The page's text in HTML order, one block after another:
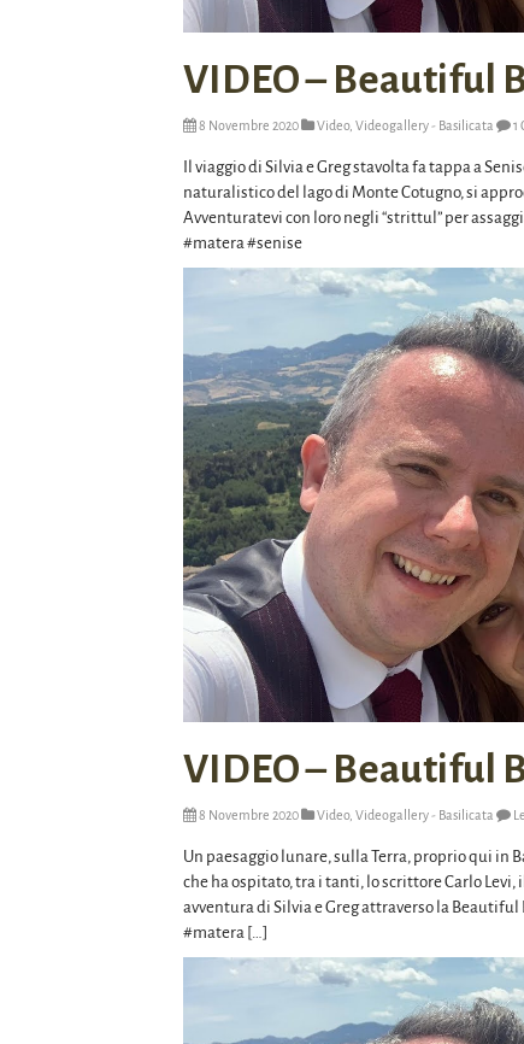
VIDEO – Beautiful
8 Novembre 2020 Video, Videogallery - Basilicata 1
Il viaggio di Silvia e Greg stavolta fa tappa a
naturalistico del lago di Monte Cotugno, si
Avventuratevi con loro negli “strittul” per
#matera #senise
VIDEO – Beautiful
8 Novembre 2020 Video, Videogallery - Basilicata
Un paesaggio lunare, sulla Terra, proprio qui in
che ha ospitato, tra i tanti, lo scrittore Carlo Levi,
avventura di Silvia e Greg attraverso la
#matera […]